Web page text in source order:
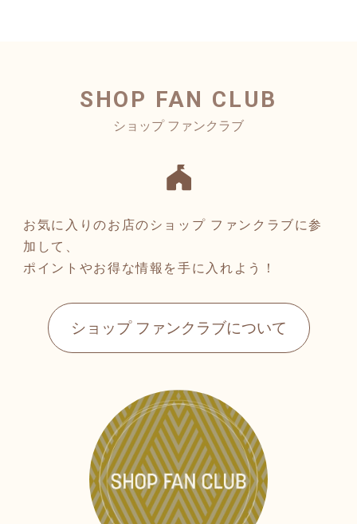
SHOP FAN CLUB
お気に入りのお店のショップ ファンクラブに参
加して、
ポイントやお得な情報を手に入れよう！
ショップ ファンクラブについて